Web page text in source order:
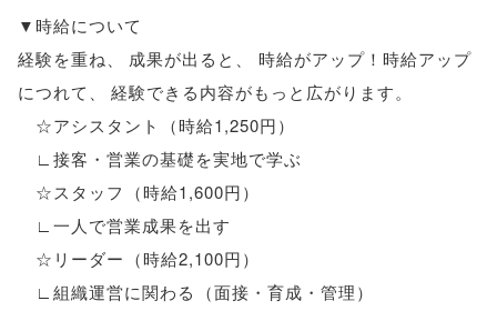
▼時給について
経験を重ね、 成果が出ると 、
時給がアップ！時給アップ
につれて 、 経験できる内容がもっと広がります。
☆アシスタント
（時給1,250円）
∟接客・営業の基礎を実地で学ぶ
☆スタッフ
（時給1,600円）
∟一人で営業成果を出す
☆リーダー （時給2,100円）
∟組織運営に関わる
（面接・育成・管理）